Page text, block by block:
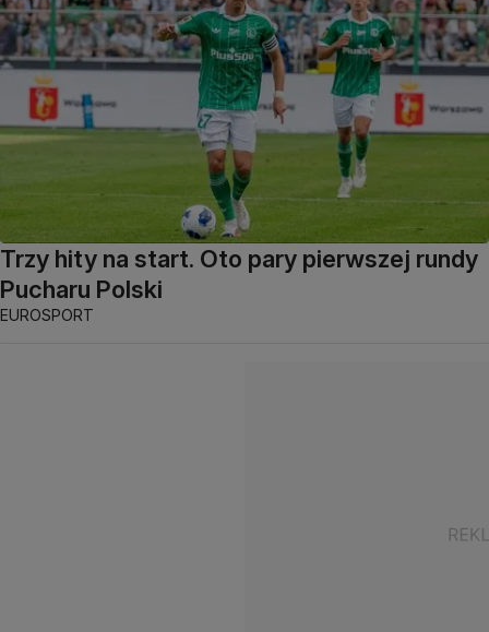
Trzy hity na start. Oto pary pierwszej rundy
Pucharu Polski
EUROSPORT